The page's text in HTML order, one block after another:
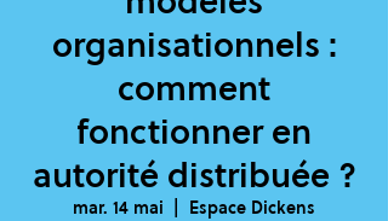
organisationnels :
comment
fonctionner en
autorité distribuée ?
mar. 14 mai
Espace Dickens